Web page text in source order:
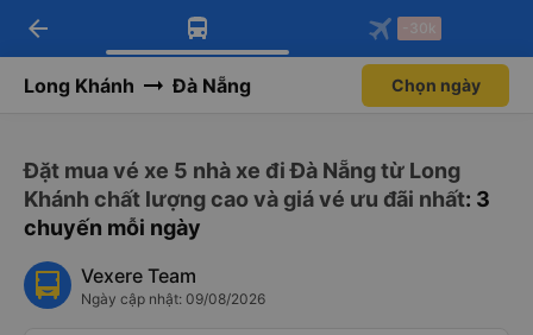
Tải app Vexere ngay!
Nhận ưu đãi thành viên độc
Mở app
Tải app Vexere
-30k/ghế khi đặt vé máy bay qua
Mở app
arrow_back -30k
Long Khánh Đà Nẵng Chọn ngày
Đặt mua vé xe 5 nhà xe đi Đà Nẵng từ Long
Khánh chất lượng cao và giá vé ưu đãi nhất: 3
chuyến mỗi ngày
Vexere Team
Ngày cập nhật: 09/08/2026